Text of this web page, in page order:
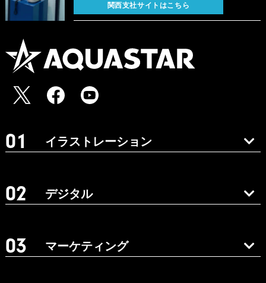
関西支社サイトはこちら
イラストレーション
デジタル
マーケティング